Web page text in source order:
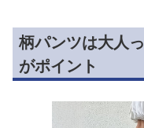
柄パンツは大人
がポイント